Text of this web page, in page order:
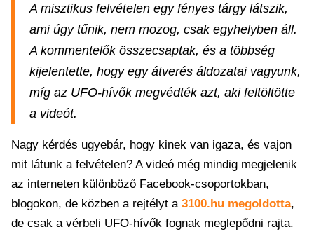
A misztikus felvételen egy fényes tárgy látszik,
ami úgy tűnik, nem mozog, csak egyhelyben áll.
A kommentelők összecsaptak, és a többség
kijelentette, hogy egy átverés áldozatai vagyunk,
míg az UFO-hívők megvédték azt, aki feltöltötte
a videót.
Nagy kérdés ugyebár, hogy kinek van igaza, és vajon
mit látunk a felvételen? A videó még mindig megjelenik
az interneten különböző Facebook-csoportokban,
blogokon, de közben a rejtélyt a 3100.hu megoldotta,
de csak a vérbeli UFO-hívők fognak meglepődni rajta.